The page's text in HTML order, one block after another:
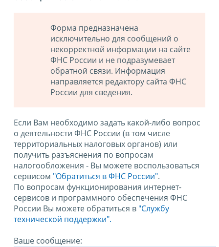
Форма предназначена
исключительно для сообщений о
некорректной информации на сайте
ФНС России и не подразумевает
обратной связи. Информация
направляется редактору сайта ФНС
России для сведения.
Если Вам необходимо задать какой-либо вопрос
о деятельности ФНС России (в том числе
территориальных налоговых органов) или
получить разъяснения по вопросам
налогообложения - Вы можете воспользоваться
сервисом "Обратиться в ФНС России".
По вопросам функционирования интернет-
сервисов и программного обеспечения ФНС
России Вы можете обратиться в "Службу
технической поддержки".
Ваше сообщение: